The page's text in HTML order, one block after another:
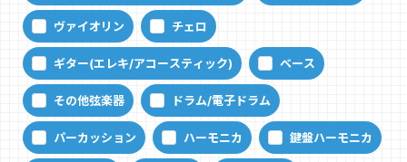
ヴァイオリン チェロ
ギター(エレキ/アコースティック) ベース
その他弦楽器 ドラム/電子ドラム
パーカッション ハーモニカ 鍵盤ハーモニカ